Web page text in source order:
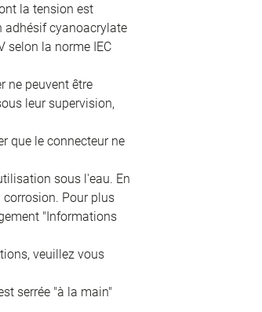
la tension est
adhésif cyanoacrylate
selon la norme IEC
ne peuvent être
leur supervision,
que le connecteur ne
sous l'eau. En
Pour plus
"Informations
veuillez vous
serrée "à la main"